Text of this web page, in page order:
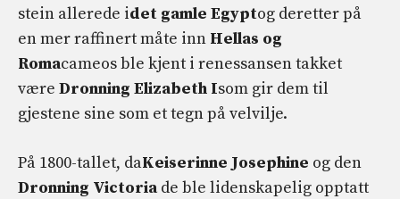
stein allerede idet gamle Egyptog deretter på
en mer raffinert måte inn Hellas og
Romacameos ble kjent i renessansen takket
være Dronning Elizabeth Isom gir dem til
gjestene sine som et tegn på velvilje.
På 1800-tallet, daKeiserinne Josephine og den
Dronning Victoria de ble lidenskapelig opptatt